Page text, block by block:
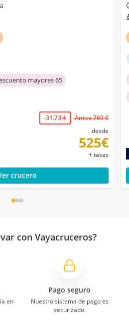
mayores 65
-31.73%
Antes 769 €
desde
525€
+ tasas
crucero
con Vayacruceros?
en
Pago seguro
Nuestro sistema de pago es
securizado.